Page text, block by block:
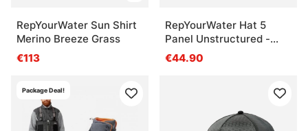
RepYourWater Sun Shirt
Merino Breeze Grass
€113
RepYourWater Hat 5
Panel Unstructured -
Trout Ties
€44.90
Package Deal!